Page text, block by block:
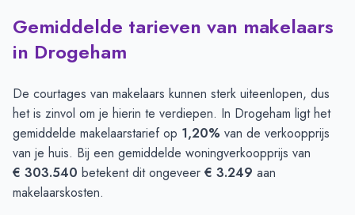
Gemiddelde tarieven van makelaars
in Drogeham
De courtages van makelaars kunnen sterk uiteenlopen, dus
het is zinvol om je hierin te verdiepen. In Drogeham ligt het
gemiddelde makelaarstarief op 1,20% van de verkoopprijs
van je huis. Bij een gemiddelde woningverkoopprijs van
€ 303.540 betekent dit ongeveer € 3.249 aan
makelaarskosten.